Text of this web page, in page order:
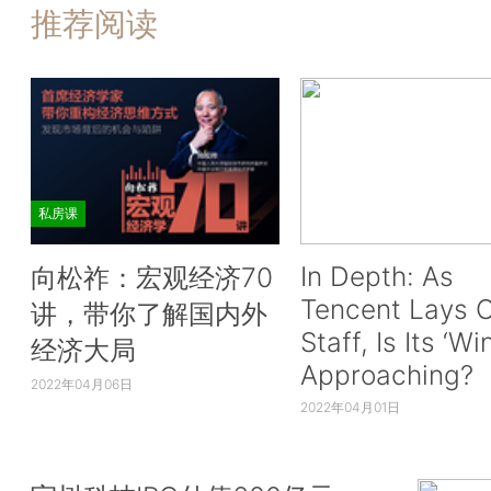
推荐阅读
私房课
向松祚：宏观经济70
讲，带你了解国内外
经济大局
2022年04月06日
In Depth: As
Tencent Lays
Staff, Is Its
Approaching?
2022年04月01日